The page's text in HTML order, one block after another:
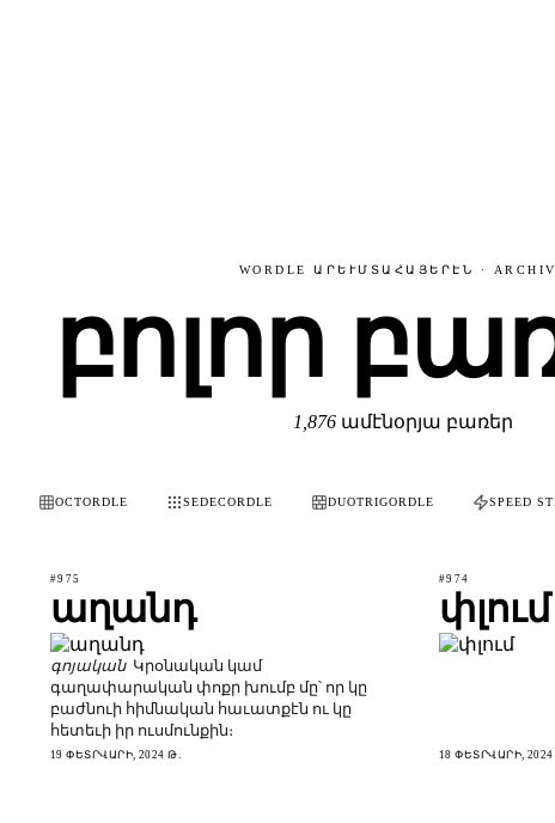
WORDLE ԱՐԵՒՄՏԱՀԱՅԵՐԷՆ ·
բոլոր
1,876 ամէնօրյա բառեր
OCTORDLE SEDECORDLE DUOTRIGORDLE SPEED
#975
աղանդ
գոյական Կրօնական կամ
գաղափարական փոքր խումբ մը՝ որ կը
բաժնուի հիմնական հաւատքէն ու կը
հետեւի իր ուսմունքին։
19 ՓԵՏՐՎԱՐԻ, 2024 Թ.
#974
փլում
18 ՓԵՏՐՎԱՐԻ, 2024